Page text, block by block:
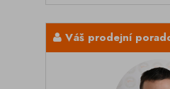
Váš prodejní